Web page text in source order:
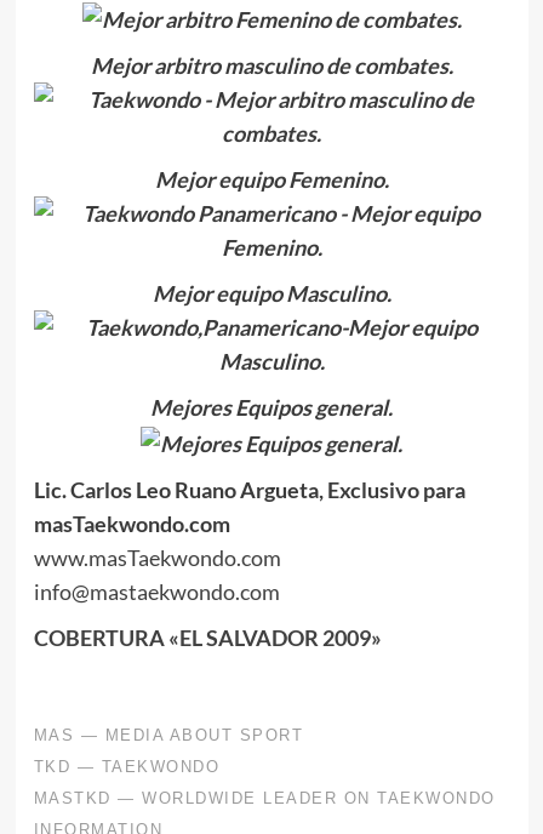
Mejor arbitro masculino de combates.
Mejor equipo Femenino.
Mejor equipo Masculino.
Mejores Equipos general.
Lic. Carlos Leo Ruano Argueta, Exclusivo para
masTaekwondo.com
www.masTaekwondo.com
info@mastaekwondo.com
COBERTURA «EL SALVADOR 2009»